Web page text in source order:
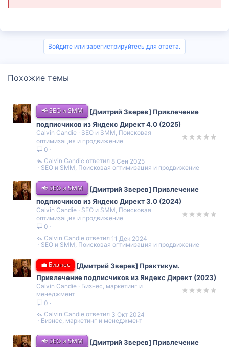
Войдите или зарегистрируйтесь для ответа.
Похожие темы
📢 SEO и SMM
[Дмитрий Зверев] Привлечение
подписчиков из Яндекс Директ 4.0 (2025)
Calvin Candie
SEO и SMM, Поисковая
оптимизация и продвижение
0
SEO и SMM, Поисковая оптимизация и продвижение
8 Сен 2025
Calvin Candie
📢 SEO и SMM
[Дмитрий Зверев] Привлечение
подписчиков из Яндекс Директ 3.0 (2024)
Calvin Candie
SEO и SMM, Поисковая
оптимизация и продвижение
0
SEO и SMM, Поисковая оптимизация и продвижение
11 Дек 2024
Calvin Candie
💼 Бизнес
[Дмитрий Зверев] Практикум.
Привлечение подписчиков из Яндекс Директ (2023)
Calvin Candie
Бизнес, маркетинг и
менеджмент
0
Бизнес, маркетинг и менеджмент
3 Окт 2024
Calvin Candie
📢 SEO и SMM
[Дмитрий Зверев] Привлечение